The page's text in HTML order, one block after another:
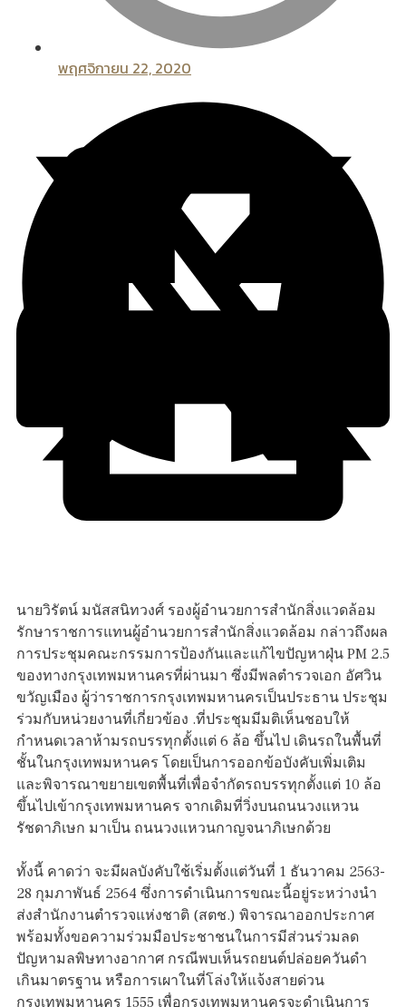
พฤศจิกายน 22, 2020
นายวิรัตน์ มนัสสนิทวงศ์ รองผู้อำนวยการสำนักสิ่งแวดล้อม
รักษาราชการแทนผู้อำนวยการสำนักสิ่งแวดล้อม กล่าวถึงผล
การประชุมคณะกรรมการป้องกันและแก้ไขปัญหาฝุ่น PM 2.5
ของทางกรุงเทพมหานครที่ผ่านมา ซึ่งมีพลตำรวจเอก อัศวิน
ขวัญเมือง ผู้ว่าราชการกรุงเทพมหานครเป็นประธาน ประชุม
ร่วมกับหน่วยงานที่เกี่ยวข้อง .ที่ประชุมมีมติเห็นชอบให้
กำหนดเวลาห้ามรถบรรทุกตั้งแต่ 6 ล้อ ขึ้นไป เดินรถในพื้นที่
ชั้นในกรุงเทพมหานคร โดยเป็นการออกข้อบังคับเพิ่มเติม
และพิจารณาขยายเขตพื้นที่เพื่อจำกัดรถบรรทุกตั้งแต่ 10 ล้อ
ขึ้นไปเข้ากรุงเทพมหานคร จากเดิมที่วิ่งบนถนนวงแหวน
รัชดาภิเษก มาเป็น ถนนวงแหวนกาญจนาภิเษกด้วย
ทั้งนี้ คาดว่า จะมีผลบังคับใช้เริ่มตั้งแต่วันที่ 1 ธันวาคม 2563-
28 กุมภาพันธ์ 2564 ซึ่งการดำเนินการขณะนี้อยู่ระหว่างนำ
ส่งสำนักงานตำรวจแห่งชาติ (สตช.) พิจารณาออกประกาศ
พร้อมทั้งขอความร่วมมือประชาชนในการมีส่วนร่วมลด
ปัญหามลพิษทางอากาศ กรณีพบเห็นรถยนต์ปล่อยควันดำ
เกินมาตรฐาน หรือการเผาในที่โล่งให้แจ้งสายด่วน
กรุงเทพมหานคร 1555 เพื่อกรุงเทพมหานครจะดำเนินการ